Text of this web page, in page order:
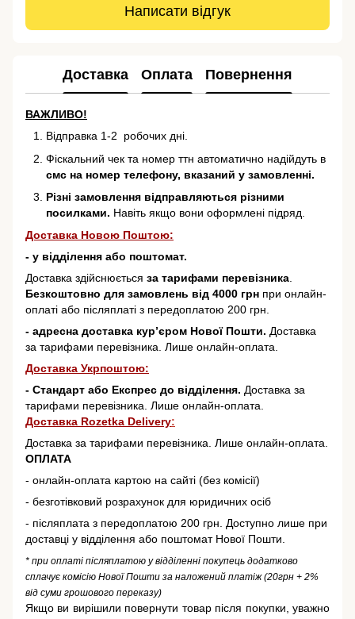
Написати відгук
Доставка Оплата Повернення
ВАЖЛИВО!
Відправка 1-2 робочих дні.
Фіскальний чек та номер ттн автоматично надійдуть в
смс на номер телефону, вказаний у замовленні.
Різні замовлення відправляються різними
посилками. Навіть якщо вони оформлені підряд.
Доставка Новою Поштою:
- у відділення або поштомат.
Доставка здійснюється за тарифами перевізника.
Безкоштовно для замовлень від 4000 грн при онлайн-
оплаті або післяплаті з передоплатою 200 грн.
- адресна доставка кур’єром Нової Пошти. Доставка
за тарифами перевізника. Лише онлайн-оплата.
Доставка Укрпоштою:
- Стандарт або Експрес до відділення. Доставка за
тарифами перевізника. Лише онлайн-оплата.
Доставка Rozetka Delivery:
Доставка за тарифами перевізника. Лише онлайн-оплата.
ОПЛАТА
- онлайн-оплата картою на сайті (без комісії)
- безготівковий розрахунок для юридичних осіб
- післяплата з передоплатою 200 грн. Доступно лише при
доставці у відділення або поштомат Нової Пошти.
* при оплаті післяплатою у відділенні покупець додатково
сплачує комісію Нової Пошти за наложений платіж (20грн + 2%
від суми грошового переказу)
Якщо ви вирішили повернути товар після покупки, уважно